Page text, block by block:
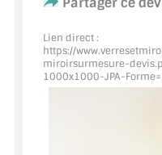
ACCESSOIRES &
CATALOGUE DE
VERRE
Lien direct :
https://
miroirsurmesure-
1000x1000-JPA-